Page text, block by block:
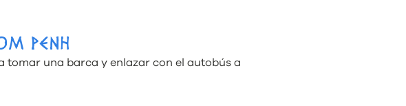
PENH
tomar una barca y enlazar con el autobús a